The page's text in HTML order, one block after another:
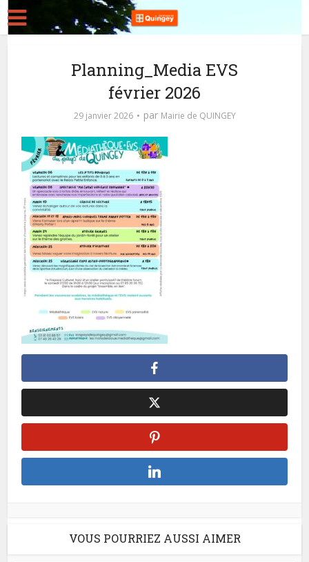
Planning_Media EVS
février 2026
29 janvier 2026 par Mairie de QUINGEY
VOUS POURRIEZ AUSSI AIMER